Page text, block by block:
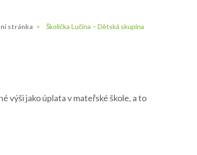
stránka > Školička Lučina – Dětská skupina
výši jako úplata v mateřské škole, a to